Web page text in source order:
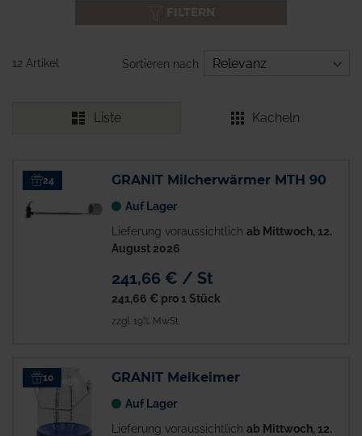
12 Artikel Sortieren nach
Liste Kacheln
24 GRANIT Milcherwärmer MTH 90
Auf Lager
Lieferung voraussichtlich ab Mittwoch, 12.
August 2026
241,66 € / St
241,66 € pro 1 Stück
zzgl. 19% MwSt.
10 GRANIT Melkeimer
Auf Lager
Lieferung voraussichtlich ab Mittwoch, 12.